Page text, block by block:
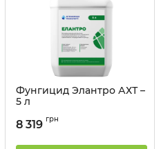
Фунгицид Элантро АХТ –
5 л
8 319 грн